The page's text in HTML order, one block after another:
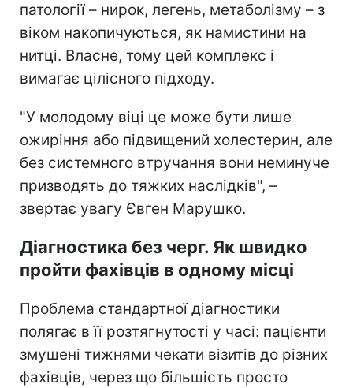
патології – нирок, легень, метаболізму – з
віком накопичуються, як намистини на
нитці. Власне, тому цей комплекс і
вимагає цілісного підходу.
"У молодому віці це може бути лише
ожиріння або підвищений холестерин, але
без системного втручання вони неминуче
призводять до тяжких наслідків", –
звертає увагу Євген Марушко.
Діагностика без черг. Як швидко
пройти фахівців в одному місці
Проблема стандартної діагностики
полягає в її розтягнутості у часі: пацієнти
змушені тижнями чекати візитів до різних
фахівців, через що більшість просто